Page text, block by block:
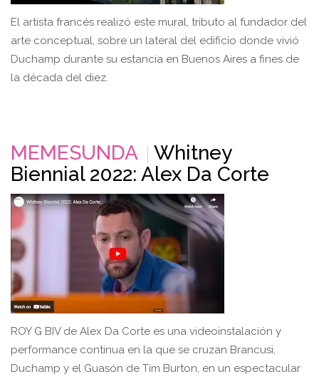
El artista francés realizó este mural, tributo al fundador del
arte conceptual, sobre un lateral del edificio donde vivió
Duchamp durante su estancia en Buenos Aires a fines de
la década del diez.
MEMESUNDA
Whitney
Biennial 2022: Alex Da Corte
ROY G BIV de Alex Da Corte es una videoinstalación y
performance continua en la que se cruzan Brancusi,
Duchamp y el Guasón de Tim Burton, en un espectacular